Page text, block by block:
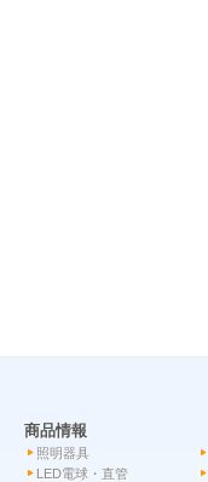
商品情報
照明器具
LED電球・直管